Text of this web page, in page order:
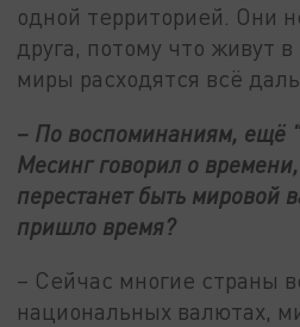
одной территорией. Они
друга, потому что живут
миры расходятся всё
– По воспоминаниям, ещё
Месинг говорил о
перестанет быть мировой
пришло время?
– Сейчас многие страны
национальных валютах,